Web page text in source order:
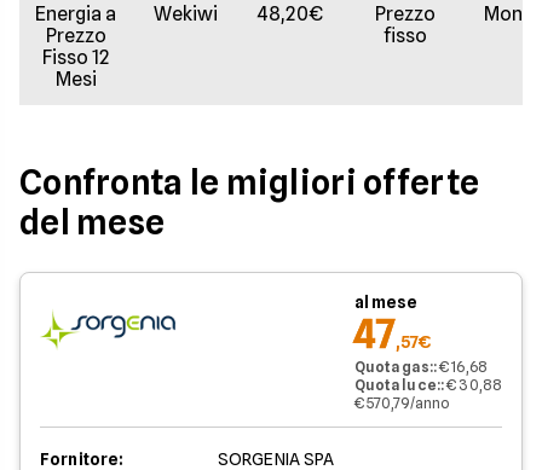
Energia a
Prezzo
Fisso 12
Mesi
Wekiwi 48,20€
Prezzo
fisso
Confronta le migliori offerte
del mese
al mese
47,57€
Quota gas::€ 16,68
Quota luce::€ 30,88
€ 570,79/anno
Fornitore:
SORGENIA SPA